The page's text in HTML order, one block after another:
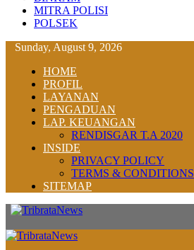
MITRA POLISI
POLSEK
Sunday, August 9, 2026
HOME
PROFIL
LAYANAN
PENGADUAN
LAP. KEUANGAN
RENDISGAR T.A 2020
INSIDE
PRIVACY POLICY
TERMS & CONDITIONS
SITEMAP